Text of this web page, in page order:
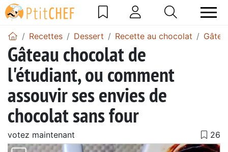
Recettes Dessert Recette au chocolat
Gâteau chocolat de
l'étudiant, ou comment
assouvir ses envies de
chocolat sans four
votez maintenant